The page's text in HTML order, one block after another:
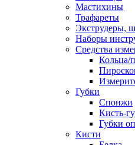
Мастихины
Трафареты
Экструдеры,
Наборы
Средства
Кольца/
Губки
Спонжи
Кисть-
Губки
Кисти